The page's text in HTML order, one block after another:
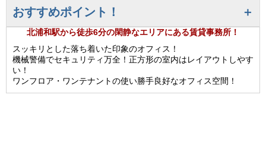
おすすめポイント！
北浦和駅から徒歩6分の閑静なエリアにある賃貸事務所！
スッキリとした落ち着いた印象のオフィス！
機械警備でセキュリティ万全！正方形の室内はレイアウトしやす
い！
ワンフロア・ワンテナントの使い勝手良好なオフィス空間！